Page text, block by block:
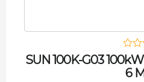
SUN 100K-G03
6